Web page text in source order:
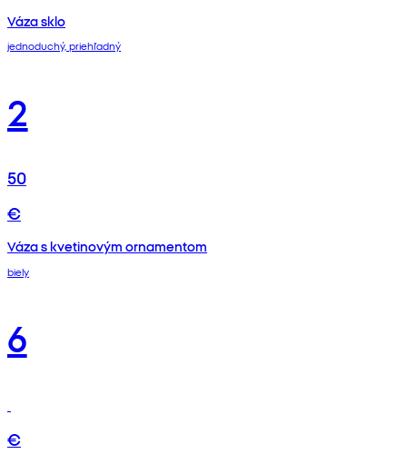
Váza sklo
jednoduchý, priehľadný
2
50
€
Váza s kvetinovým ornamentom
biely
6
€